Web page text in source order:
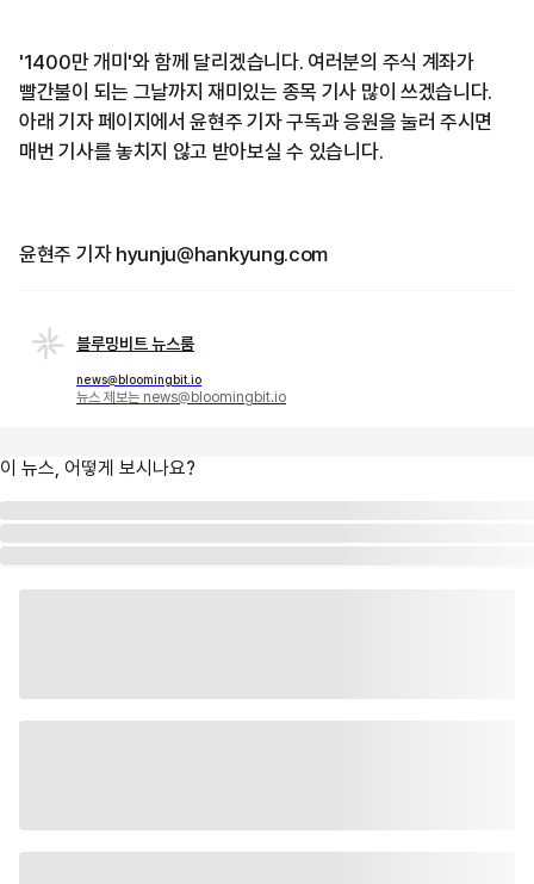
'1400만 개미'와 함께 달리겠습니다. 여러분의 주식 계좌가
빨간불이 되는 그날까지 재미있는 종목 기사 많이 쓰겠습니다.
아래 기자 페이지에서 윤현주 기자 구독과 응원을 눌러 주시면
매번 기사를 놓치지 않고 받아보실 수 있습니다.
윤현주 기자 hyunju@hankyung.com
블루밍비트 뉴스룸
news@bloomingbit.io
뉴스 제보는 news@bloomingbit.io
이 뉴스, 어떻게 보시나요?